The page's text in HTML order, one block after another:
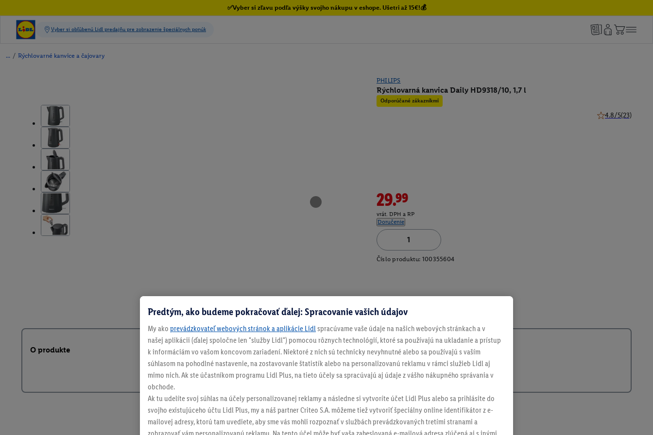
✅Vyber si zľavu podľa výšky svojho nákupu v eshope. Ušetri až 15€!💰
/ Rýchlovarné kanvice a čajovary
PHILIPS
Rýchlovarná kanvica Daily HD9318/10, 1,7 l
Odporúčané zákazníkmi
4.8/5(23)
29.99
vrát. DPH a RP
Doručenie
Číslo produktu: 100355604
O produkte
Predtým, ako budeme pokračovať ďalej: Spracovanie vašich údajov
My ako prevádzkovateľ webových stránok a aplikácie Lidl spracúvame vaše údaje na našich webových stránkach a v
našej aplikácii (ďalej spoločne len "služby Lidl") pomocou rôznych technológií, ktoré sa používajú na ukladanie a prístup
k informáciám vo vašom koncovom zariadení. Niektoré z nich sú technicky nevyhnutné alebo sa používajú s vaším
súhlasom na pohodlné nastavenie, na zostavovanie štatistík alebo na personalizovanú reklamu v rámci služieb Lidl aj
mimo nich. Ak ste účastníkom programu Lidl Plus, na tieto účely sa spracúvajú aj údaje z vášho nákupného správania v
obchode.
Ak tu udelíte svoj súhlas na účely personalizovanej reklamy a následne si vytvoríte účet Lidl Plus alebo sa prihlásite do
svojho existujúceho účtu Lidl Plus, my a náš partner Criteo S.A. môžeme tiež vytvoriť špeciálny online identifikátor z e-
mailovej adresy, ktorú tam uvediete, aby sme vás mohli rozpoznať v službách prevádzkovaných tretími stranami a